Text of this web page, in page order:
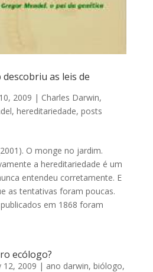
as leis de
2009 | Charles Darwin,
, hereditariedade, posts
O monge no jardim.
a hereditariedade é um
entendeu corretamente. E
as tentativas foram poucas.
em 1868 foram
ecólogo?
12, 2009 | ano darwin, biólogo,